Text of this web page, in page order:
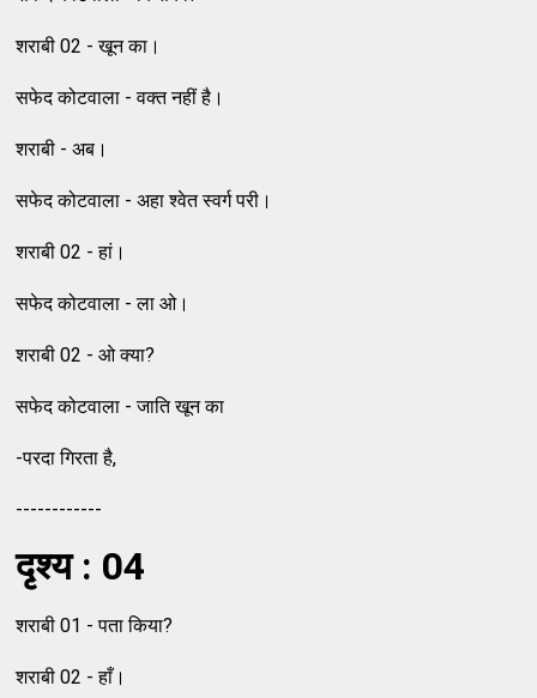
शराबी 02 - खून का।
सफेद कोटवाला - वक्त नहीं है।
शराबी - अब।
सफेद कोटवाला - अहा श्वेत स्वर्ग परी।
शराबी 02 - हां।
सफेद कोटवाला - ला ओ।
शराबी 02 - ओ क्या?
सफेद कोटवाला - जाति खून का
-परदा गिरता है,
------------
दृश्य : 04
शराबी 01 - पता किया?
शराबी 02 - हाँ।